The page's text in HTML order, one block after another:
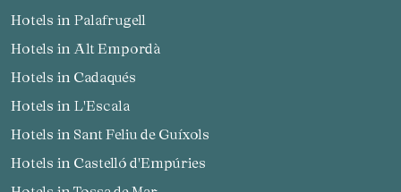
Hotels in Palafrugell
Hotels in Alt Empordà
Hotels in Cadaqués
Hotels in L'Escala
Hotels in Sant Feliu de Guíxols
Hotels in Castelló d'Empúries